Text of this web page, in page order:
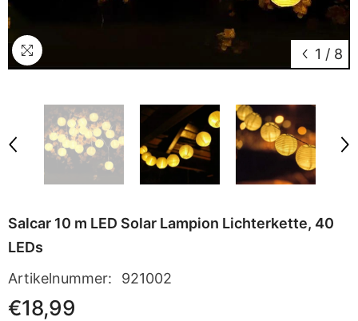
1 / 8
Salcar 10 m LED Solar Lampion Lichterkette, 40
LEDs
Artikelnummer:
921002
€18,99